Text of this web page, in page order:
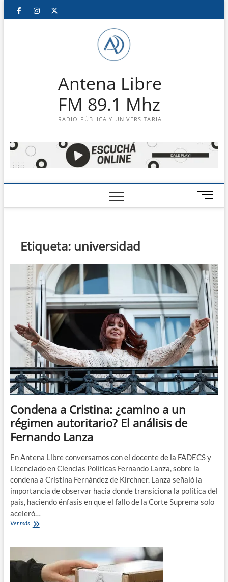
Saltar
FacebookInstagram
Antena Libre
FM 89.1 Mhz
RADIO PÚBLICA Y UNIVERSITARIA
B
o
m
e
n
ú
Etiqueta: universidad
Condena a Cristina: ¿camino a un
régimen autoritario? El análisis de
Fernando Lanza
En Antena Libre conversamos con el docente de la FADECS y
Licenciado en Ciencias Políticas Fernando Lanza, sobre la
condena a Cristina Fernández de Kirchner. Lanza señaló la
importancia de observar hacia donde transiciona la política del
país, haciendo énfasis en que el fallo de la Corte Suprema solo
aceleró…
Ver másCondena
¿camino
a
un
régimen